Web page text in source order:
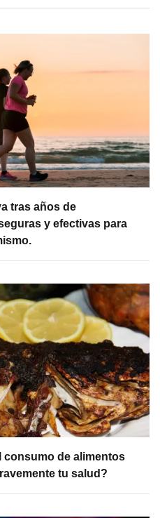
tras años de
y efectivas para
consumo de alimentos
tu salud?